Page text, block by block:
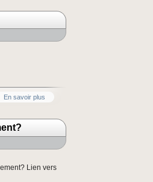
En savoir plus
Lien vers